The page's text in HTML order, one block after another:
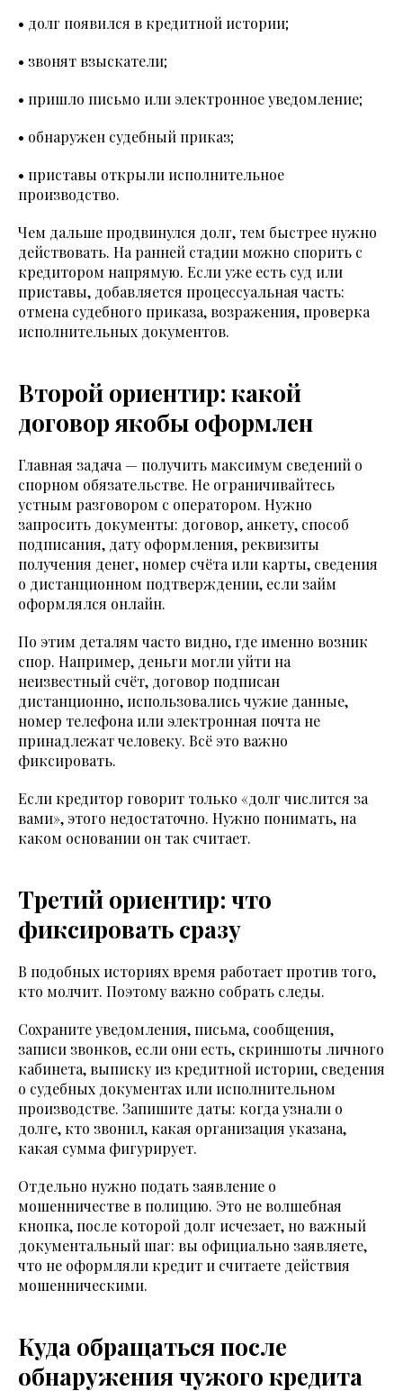
• долг появился в кредитной истории;
• звонят взыскатели;
• пришло письмо или электронное уведомление;
• обнаружен судебный приказ;
• приставы открыли исполнительное
производство.
Чем дальше продвинулся долг, тем быстрее нужно
действовать. На ранней стадии можно спорить с
кредитором напрямую. Если уже есть суд или
приставы, добавляется процессуальная часть:
отмена судебного приказа, возражения, проверка
исполнительных документов.
Второй ориентир: какой
договор якобы оформлен
Главная задача — получить максимум сведений о
спорном обязательстве. Не ограничивайтесь
устным разговором с оператором. Нужно
запросить документы: договор, анкету, способ
подписания, дату оформления, реквизиты
получения денег, номер счёта или карты, сведения
о дистанционном подтверждении, если займ
оформлялся онлайн.
По этим деталям часто видно, где именно возник
спор. Например, деньги могли уйти на
неизвестный счёт, договор подписан
дистанционно, использовались чужие данные,
номер телефона или электронная почта не
принадлежат человеку. Всё это важно
фиксировать.
Если кредитор говорит только «долг числится за
вами», этого недостаточно. Нужно понимать, на
каком основании он так считает.
Третий ориентир: что
фиксировать сразу
В подобных историях время работает против того,
кто молчит. Поэтому важно собрать следы.
Сохраните уведомления, письма, сообщения,
записи звонков, если они есть, скриншоты личного
кабинета, выписку из кредитной истории, сведения
о судебных документах или исполнительном
производстве. Запишите даты: когда узнали о
долге, кто звонил, какая организация указана,
какая сумма фигурирует.
Отдельно нужно подать заявление о
мошенничестве в полицию. Это не волшебная
кнопка, после которой долг исчезает, но важный
документальный шаг: вы официально заявляете,
что не оформляли кредит и считаете действия
мошенническими.
Куда обращаться после
обнаружения чужого кредита